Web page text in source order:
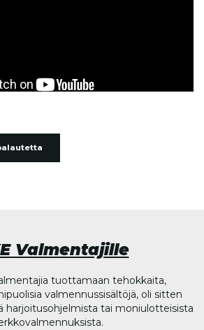
Valmentajille
tuottamaan tehokkaita,
valmennussisältöjä, oli sitten
harjoitusohjelmista tai moniulotteisista